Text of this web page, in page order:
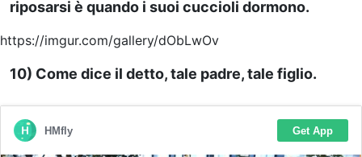
riposarsi è quando i suoi cuccioli dormono.
https://imgur.com/gallery/dObLwOv
10) Come dice il detto, tale padre, tale figlio.